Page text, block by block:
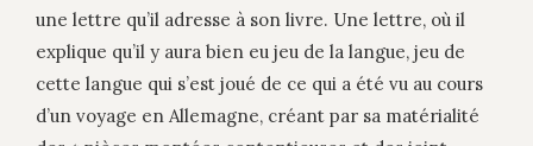
une lettre qu’il adresse à son livre. Une lettre, où il
explique qu’il y aura bien eu jeu de la langue, jeu de
cette langue qui s’est joué de ce qui a été vu au cours
d’un voyage en Allemagne, créant par sa matérialité